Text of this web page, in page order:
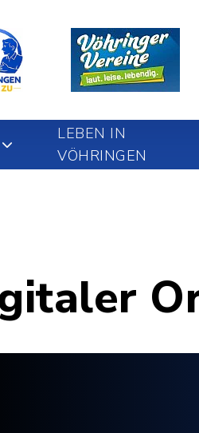
LEBEN IN
VÖHRINGEN